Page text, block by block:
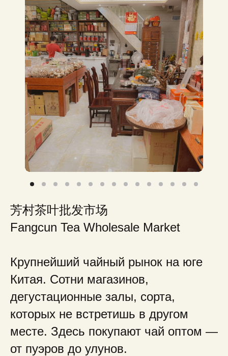
芳村茶叶批发市场
Fangcun Tea Wholesale Market
Крупнейший чайный рынок на юге
Китая. Сотни магазинов,
дегустационные залы, сорта,
которых не встретишь в другом
месте. Здесь покупают чай оптом —
от пуэров до улунов.